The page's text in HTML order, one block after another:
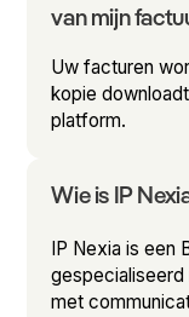
van mijn
Uw facturen
kopie
platform.
Wie is IP
IP Nexia is een
met